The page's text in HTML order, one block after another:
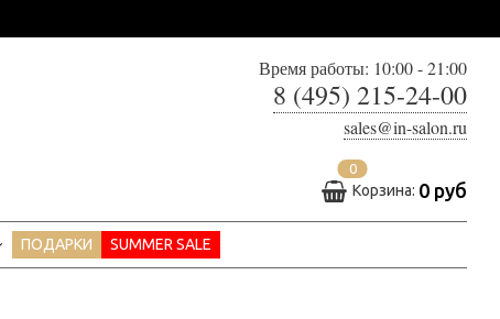
Время работы: 10:00 - 21:00
8 (495) 215-24-00
sales@in-salon.ru
0
Корзина: 0 руб
ПОДАРКИ SUMMER SALE